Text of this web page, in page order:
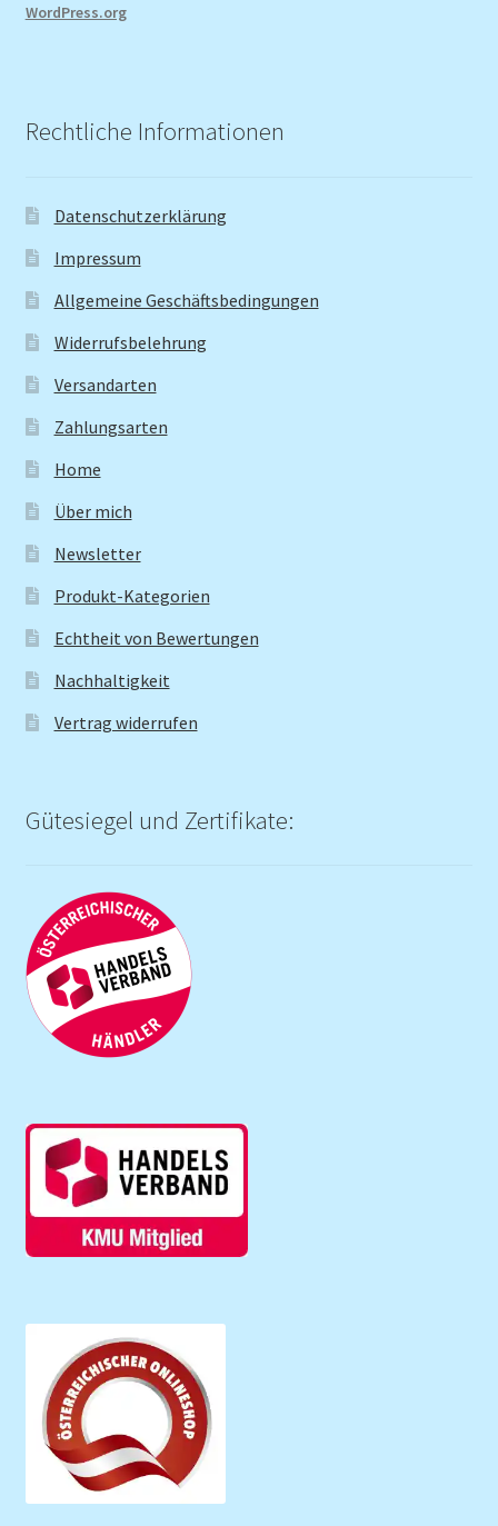
WordPress.org
Rechtliche Informationen
Datenschutzerklärung
Impressum
Allgemeine Geschäftsbedingungen
Widerrufsbelehrung
Versandarten
Zahlungsarten
Home
Über mich
Newsletter
Produkt-Kategorien
Echtheit von Bewertungen
Nachhaltigkeit
Vertrag widerrufen
Gütesiegel und Zertifikate: